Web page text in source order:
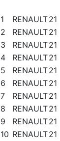
1 RENAULT21
2
RENAULT21
3
RENAULT21
4
RENAULT21
5
RENAULT21
6
RENAULT21
7
RENAULT21
8
RENAULT21
9
RENAULT21
10 RENAULT21